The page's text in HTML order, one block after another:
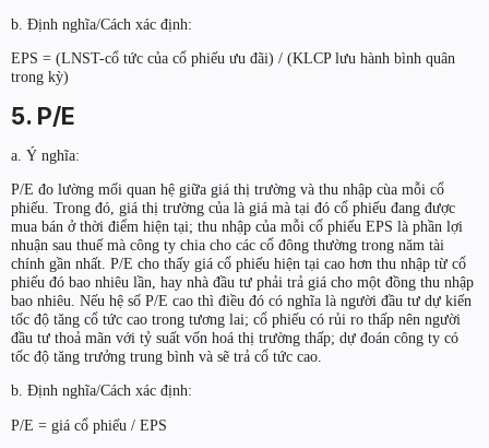
b. Định nghĩa/Cách xác định:
EPS = (LNST-cổ tức của cổ phiếu ưu đãi) / (KLCP lưu hành bình quân
trong kỳ)
5. P/E
a. Ý nghĩa:
P/E đo lường mối quan hệ giữa giá thị trường và thu nhập cùa mỗi cổ
phiếu. Trong đó, giá thị trường của là giá mà tại đó cổ phiếu đang được
mua bán ở thời điểm hiện tại; thu nhập của mỗi cổ phiếu EPS là phần lợi
nhuận sau thuế mà công ty chia cho các cổ đông thường trong năm tài
chính gần nhất. P/E cho thấy giá cổ phiếu hiện tại cao hơn thu nhập từ cổ
phiếu đó bao nhiêu lần, hay nhà đầu tư phải trả giá cho một đồng thu nhập
bao nhiêu. Nếu hệ số P/E cao thì điều đó có nghĩa là người đầu tư dự kiến
tốc độ tăng cổ tức cao trong tương lai; cổ phiếu có rủi ro thấp nên người
đầu tư thoả mãn với tỷ suất vốn hoá thị trường thấp; dự đoán công ty có
tốc độ tăng trưởng trung bình và sẽ trả cổ tức cao.
b. Định nghĩa/Cách xác định:
P/E = giá cổ phiếu / EPS